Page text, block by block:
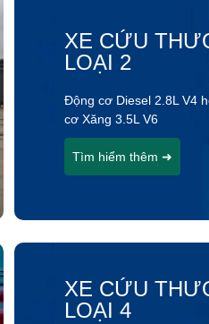
XE CỨU
LOẠI 2
Động cơ Diesel 2.8L V4
cơ Xăng 3.5L V6
Tìm hiểm thêm ➜
XE CỨU
LOẠI 4